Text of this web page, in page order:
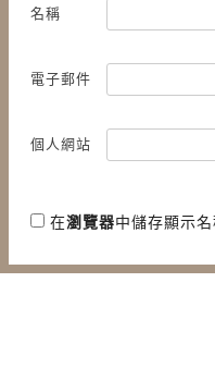
名稱
電子郵件
個人網站
在瀏覽器中儲存顯示